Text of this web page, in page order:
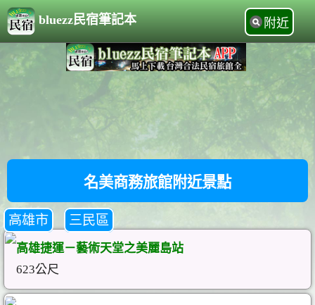
bluezz民宿筆記本 附近
名美商務旅館附近景點
高雄市 三民區
高雄捷運－藝術天堂之美麗島站
623公尺